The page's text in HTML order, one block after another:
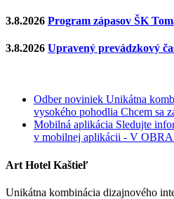
3.8.2026 Program zápasov ŠK
3.8.2026 Upravený prevádzkový
Odber noviniek Unikátna
vysokého pohodlia Chcem sa
Mobilná aplikácia Sledujte
v mobilnej aplikácii - V
Art Hotel Kaštieľ
Unikátna kombinácia dizajnového